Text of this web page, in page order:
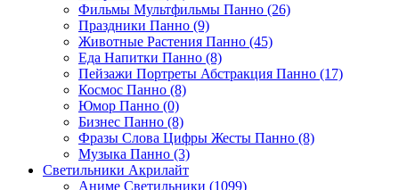
Фильмы Мультфильмы Панно (26)
Праздники Панно (9)
Животные Растения Панно (45)
Еда Напитки Панно (8)
Пейзажи Портреты Абстракция Панно (17)
Космос Панно (8)
Юмор Панно (0)
Бизнес Панно (8)
Фразы Слова Цифры Жесты Панно (8)
Музыка Панно (3)
Светильники Акрилайт
Аниме Светильники (1099)